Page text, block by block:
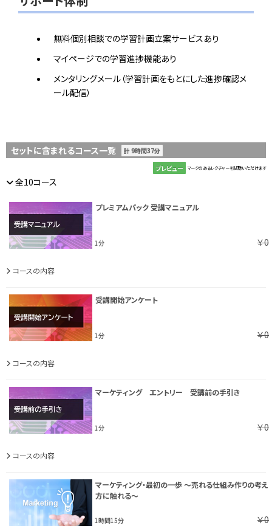
無料個別相談での学習計画立案サービスあり
マイページでの学習進捗機能あり
メンタリングメール（学習計画をもとにした進捗確認メ
ール配信）
セットに含まれるコース一覧 計 9時間37分
プレビュー マークのあるレクチャーを試聴いただけます
全10コース
プレミアムパック 受講マニュアル
1分 ￥0
コースの内容
受講開始アンケート
1分 ￥0
コースの内容
マーケティング エントリー 受講前の手引き
1分 ￥0
コースの内容
マーケティング・最初の一歩 ～売れる仕組み作りの考え
方に触れる～
1時間15分 ￥0